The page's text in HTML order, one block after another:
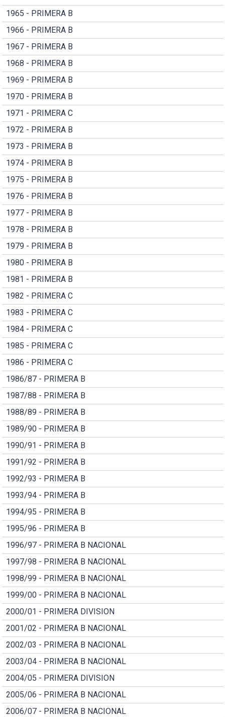
1965 - PRIMERA B
1966 - PRIMERA B
1967 - PRIMERA B
1968 - PRIMERA B
1969 - PRIMERA B
1970 - PRIMERA B
1971 - PRIMERA C
1972 - PRIMERA B
1973 - PRIMERA B
1974 - PRIMERA B
1975 - PRIMERA B
1976 - PRIMERA B
1977 - PRIMERA B
1978 - PRIMERA B
1979 - PRIMERA B
1980 - PRIMERA B
1981 - PRIMERA B
1982 - PRIMERA C
1983 - PRIMERA C
1984 - PRIMERA C
1985 - PRIMERA C
1986 - PRIMERA C
1986/87 - PRIMERA B
1987/88 - PRIMERA B
1988/89 - PRIMERA B
1989/90 - PRIMERA B
1990/91 - PRIMERA B
1991/92 - PRIMERA B
1992/93 - PRIMERA B
1993/94 - PRIMERA B
1994/95 - PRIMERA B
1995/96 - PRIMERA B
1996/97 - PRIMERA B NACIONAL
1997/98 - PRIMERA B NACIONAL
1998/99 - PRIMERA B NACIONAL
1999/00 - PRIMERA B NACIONAL
2000/01 - PRIMERA DIVISION
2001/02 - PRIMERA B NACIONAL
2002/03 - PRIMERA B NACIONAL
2003/04 - PRIMERA B NACIONAL
2004/05 - PRIMERA DIVISION
2005/06 - PRIMERA B NACIONAL
2006/07 - PRIMERA B NACIONAL